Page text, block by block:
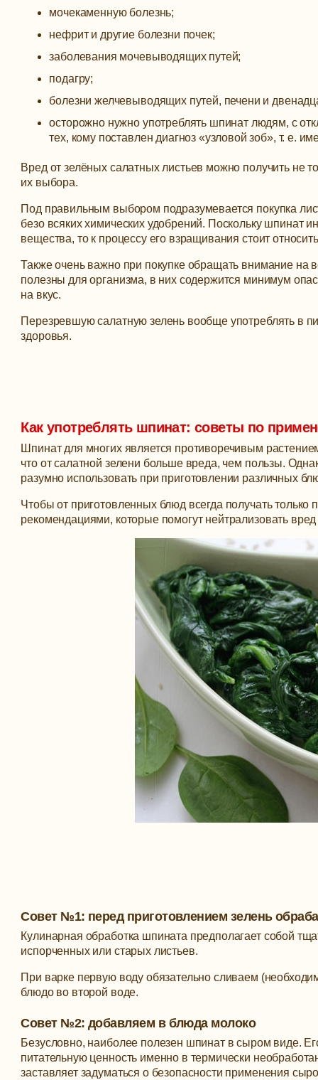
мочекаменную болезнь;
нефрит и другие болезни почек;
заболевания мочевыводящих путей;
подагру;
болезни желчевыводящих путей, печени и
осторожно нужно употреблять шпинат людям, с
тех, кому поставлен диагноз «узловой зоб», т. е.
Вред от зелёных салатных листьев можно получить не
их выбора.
Под правильным выбором подразумевается покупка
безо всяких химических удобрений. Поскольку шпинат
вещества, то к процессу его взращивания стоит
Также очень важно при покупке обращать внимание на
полезны для организма, в них содержится минимум
на вкус.
Перезревшую салатную зелень вообще употреблять в
здоровья.
Как употреблять шпинат: советы по
Шпинат для многих является противоречивым
что от салатной зелени больше вреда, чем пользы.
разумно использовать при приготовлении различных
Чтобы от приготовленных блюд всегда получать
рекомендациями, которые помогут нейтрализовать
Совет №1: перед приготовлением зелень
Кулинарная обработка шпината предполагает собой
испорченных или старых листьев.
При варке первую воду обязательно сливаем
блюдо во второй воде.
Совет №2: добавляем в блюда молоко
Безусловно, наиболее полезен шпинат в сыром виде.
питательную ценность именно в термически
заставляет задуматься о безопасности применения